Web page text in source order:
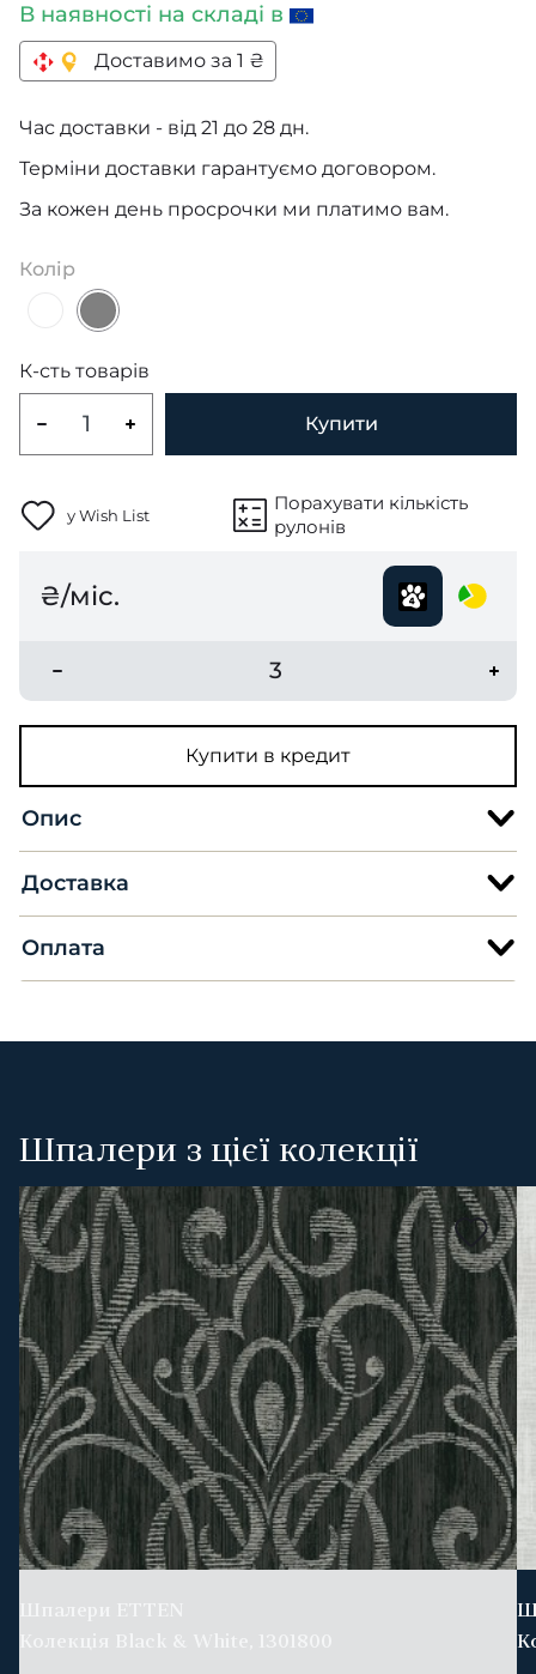
В наявності на складі в
Доставимо за 1 ₴
Час доставки - від 21 до 28 дн.
Терміни доставки гарантуємо договором.
За кожен день просрочки ми платимо вам.
Колір
К-сть товарів
Купити
у Wish List
Порахувати кількість
рулонів
₴/міс.
3
Купити в кредит
Опис
Доставка
Оплата
Шпалери з цієї колекції